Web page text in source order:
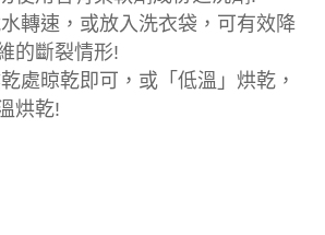
轉速，或放入洗衣袋，可有效降
的斷裂情形!
處晾乾即可，或「低溫」烘乾，
烘乾!